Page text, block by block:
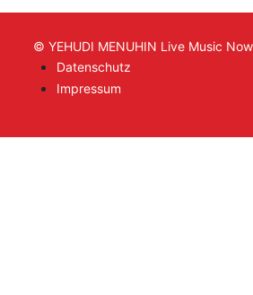
© YEHUDI MENUHIN Live Music
Datenschutz
Impressum